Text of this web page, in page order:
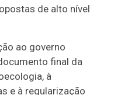
de alto nível
ao governo
final da
à
e à regularização